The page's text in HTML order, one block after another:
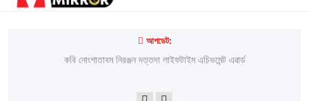
আপডেট:
লাইরেল্লাকপম হেরামনিগী '' অতিয়াগী তেলেঙ্গা '' ফোঙখ্রে